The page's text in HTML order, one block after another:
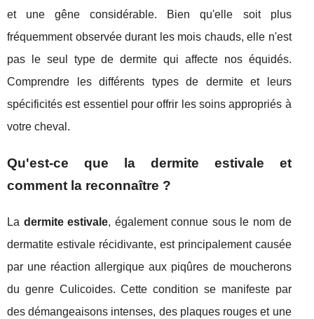
et une gêne considérable. Bien qu'elle soit plus
fréquemment observée durant les mois chauds, elle n'est
pas le seul type de dermite qui affecte nos équidés.
Comprendre les différents types de dermite et leurs
spécificités est essentiel pour offrir les soins appropriés à
votre cheval.
Qu'est-ce que la dermite estivale et
comment la reconnaître ?
La dermite estivale, également connue sous le nom de
dermatite estivale récidivante, est principalement causée
par une réaction allergique aux piqûres de moucherons
du genre Culicoides. Cette condition se manifeste par
des démangeaisons intenses, des plaques rouges et une